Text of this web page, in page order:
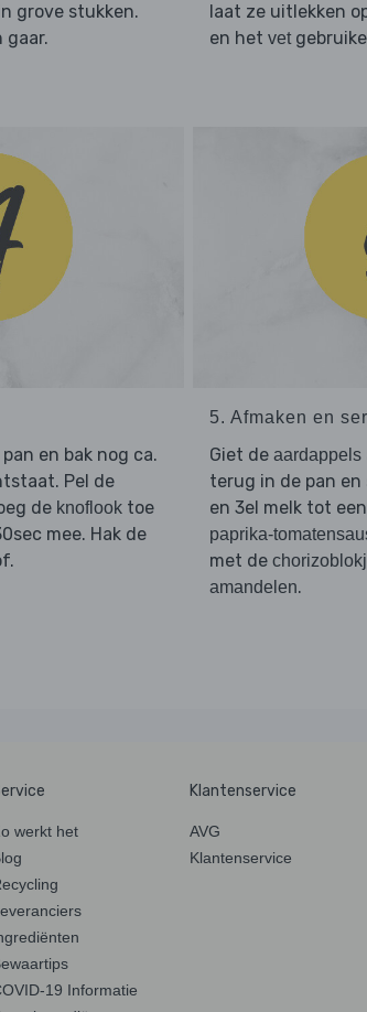
grove stukken.
gaar.
laat ze uitlekken
en het vet
en bak nog ca.
Pel de
de knoflook toe
mee. Hak de
5. Afmaken en
Giet de aardappels
terug in de pan
en 3el melk tot
paprika-
met de
amandelen.
werkt het
19 Informatie
Klantenservice
AVG
Klantenservice